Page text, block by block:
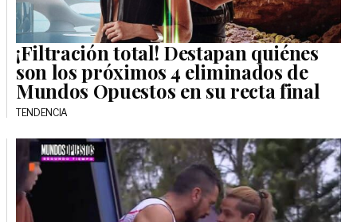
¡Filtración total! Destapan quiénes
son los próximos 4 eliminados de
Mundos Opuestos en su recta final
TENDENCIA